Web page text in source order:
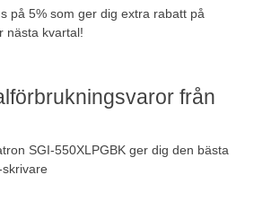
från
SGI-550XLPGBK ger dig den bästa
på 5% som ger dig extra rabatt på
nästa kvartal!